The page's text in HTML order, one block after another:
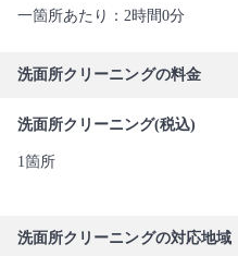
一箇所あたり：2時間0分
洗面所クリーニングの料金
洗面所クリーニング(税込)
1箇所
洗面所クリーニングの対応地域